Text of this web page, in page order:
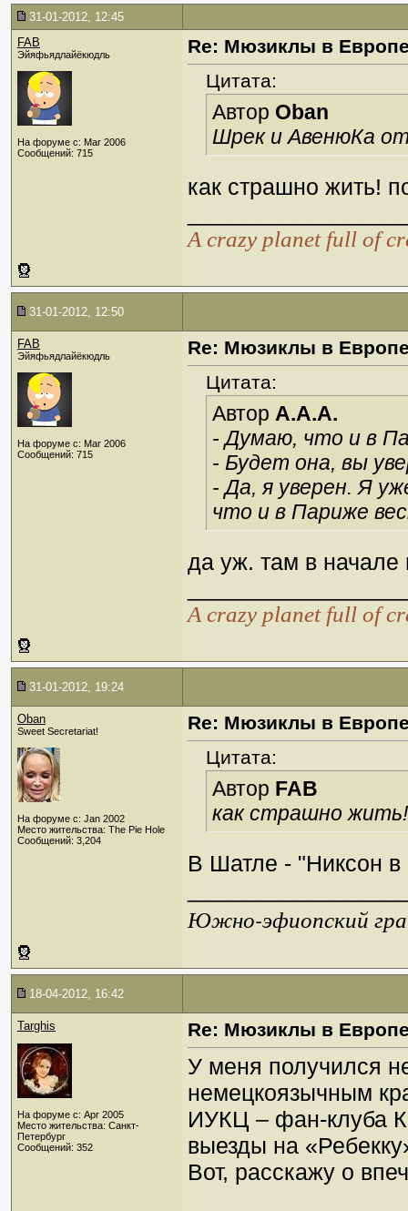
31-01-2012, 12:45
FAB
Эйяфьядлайёкюдль
На форуме с: Mar 2006
Сообщений: 715
Re: Мюзиклы в
Цитата:
Автор Oban
Шрек и АвенюКа
как страшно жить!
А crazy planet full of
31-01-2012, 12:50
FAB
Эйяфьядлайёкюдль
На форуме с: Mar 2006
Сообщений: 715
Re: Мюзиклы в
Цитата:
Автор A.A.A.
- Думаю, что и в
- Будет она, вы
- Да, я уверен. Я
что и в Париже
да уж. там в начале
А crazy planet full of
31-01-2012, 19:24
Oban
Sweet Secretariat!
На форуме с: Jan 2002
Место жительства: The Pie Hole
Сообщений: 3,204
Re: Мюзиклы в
Цитата:
Автор FAB
как страшно
В Шатле - "Никсон
Южно-эфиопский
18-04-2012, 16:42
Targhis
На форуме с: Apr 2005
Место жительства: Санкт-
Петербург
Сообщений: 352
Re: Мюзиклы в
У меня получился
немецкоязычным
ИУКЦ – фан-клуба
выезды на
Вот, расскажу о